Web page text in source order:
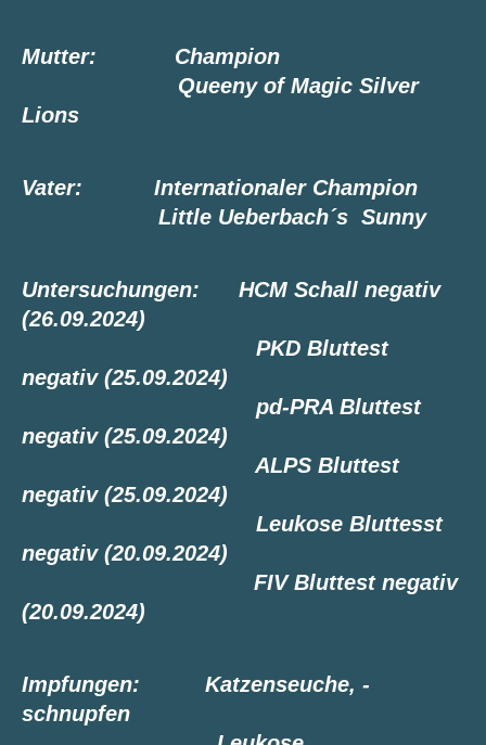
Mutter: Champion
Queeny of Magic Silver
Lions
Vater: Internationaler Champion
Little Ueberbach´s Sunny
Untersuchungen: HCM Schall negativ
(26.09.2024)
PKD Bluttest
negativ (25.09.2024)
pd-PRA Bluttest
negativ (25.09.2024)
ALPS Bluttest
negativ (25.09.2024)
Leukose Bluttesst
negativ (20.09.2024)
FIV Bluttest negativ
(20.09.2024)
Impfungen: Katzenseuche, -
schnupfen